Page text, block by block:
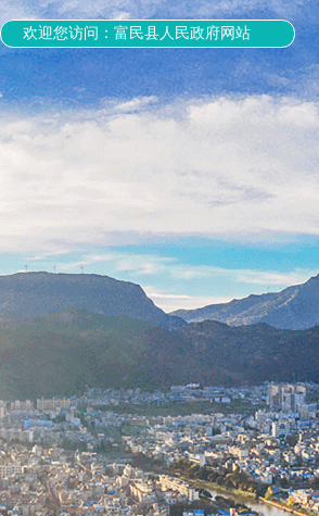
欢迎您访问：富民县人民政府网站